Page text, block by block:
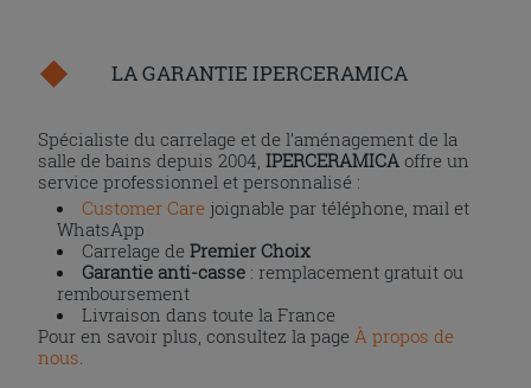
LA GARANTIE IPERCERAMICA
Spécialiste du carrelage et de l’aménagement de la
salle de bains depuis 2004,IPERCERAMICA offre un
service professionnel et personnalisé :
Customer Care joignable par téléphone, mail et
WhatsApp
Carrelage dePremier Choix
Garantie anti-casse : remplacement gratuit ou
remboursement
Livraison dans toute la France
Pour en savoir plus, consultez la page À propos de
nous